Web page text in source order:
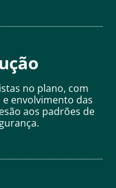
no plano, com
envolvimento das
aos padrões de